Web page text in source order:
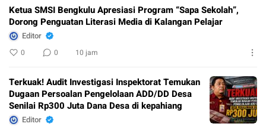
Ketua SMSI Bengkulu Apresiasi Program “Sapa Sekolah”,
Dorong Penguatan Literasi Media di Kalangan Pelajar
Editor
0 0 10 jam
Terkuak! Audit Investigasi Inspektorat Temukan
Dugaan Persoalan Pengelolaan ADD/DD Desa
Senilai Rp300 Juta Dana Desa di kepahiang
Editor